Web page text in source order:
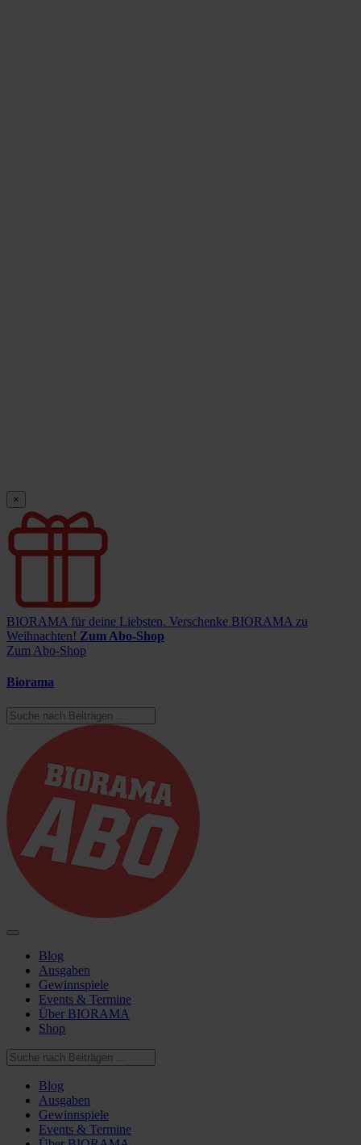
×
BIORAMA für deine Liebsten. Verschenke BIORAMA zu
Weihnachten! Zum Abo-Shop
Zum Abo-Shop
Biorama
Blog
Ausgaben
Gewinnspiele
Events & Termine
Über BIORAMA
Shop
Blog
Ausgaben
Gewinnspiele
Events & Termine